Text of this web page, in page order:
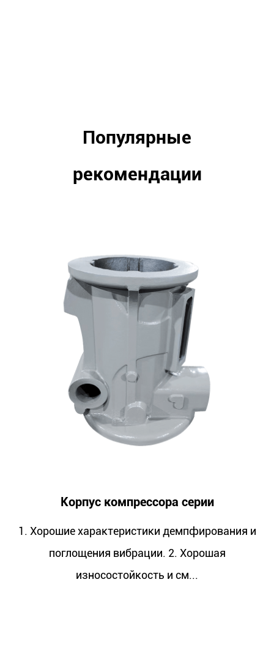
Популярные
рекомендации
серии
демпфирования и
2. Хорошая
и см...
Посадочное
1. Хорошие
поглощения